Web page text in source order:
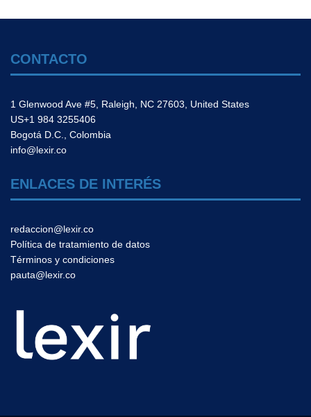
CONTACTO
1 Glenwood Ave #5, Raleigh, NC 27603, United States
US+1 984 3255406
Bogotá D.C., Colombia
info@lexir.co
ENLACES DE INTERÉS
redaccion@lexir.co
Política de tratamiento de datos
Términos y condiciones
pauta@lexir.co